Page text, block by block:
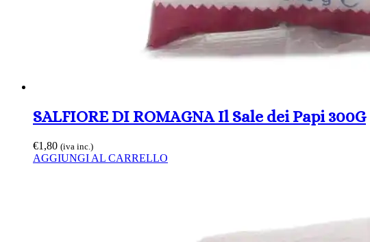
SALFIORE DI ROMAGNA Il Sale dei Papi 300G
€1,80 (iva inc.)
AGGIUNGI AL CARRELLO